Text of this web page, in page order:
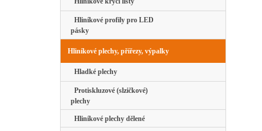
Hliníkové profily pro LED
pásky
Hliníkové plechy, přířezy, výpalky
Hladké plechy
Protiskluzové (slzičkové)
plechy
Hliníkové plechy dělené